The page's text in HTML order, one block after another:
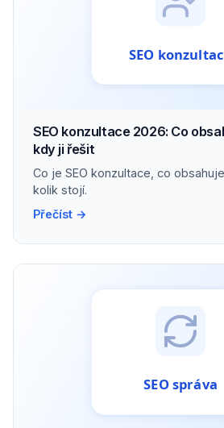
SEO konzultace 2026: Co
kdy ji řešit
Co je SEO konzultace, co
kolik stojí.
Přečíst →